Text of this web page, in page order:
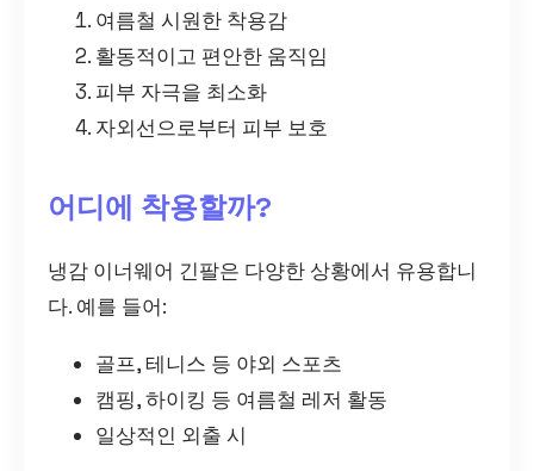
여름철 시원한 착용감
활동적이고 편안한 움직임
피부 자극을 최소화
자외선으로부터 피부 보호
어디에 착용할까?
냉감 이너웨어 긴팔은 다양한 상황에서 유용합니
다. 예를 들어:
골프, 테니스 등 야외 스포츠
캠핑, 하이킹 등 여름철 레저 활동
일상적인 외출 시